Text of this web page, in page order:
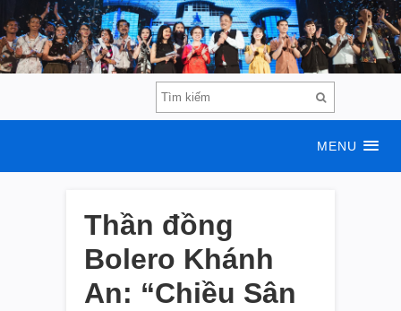
MENU
Thần đồng
Bolero Khánh
An: “Chiều Sân